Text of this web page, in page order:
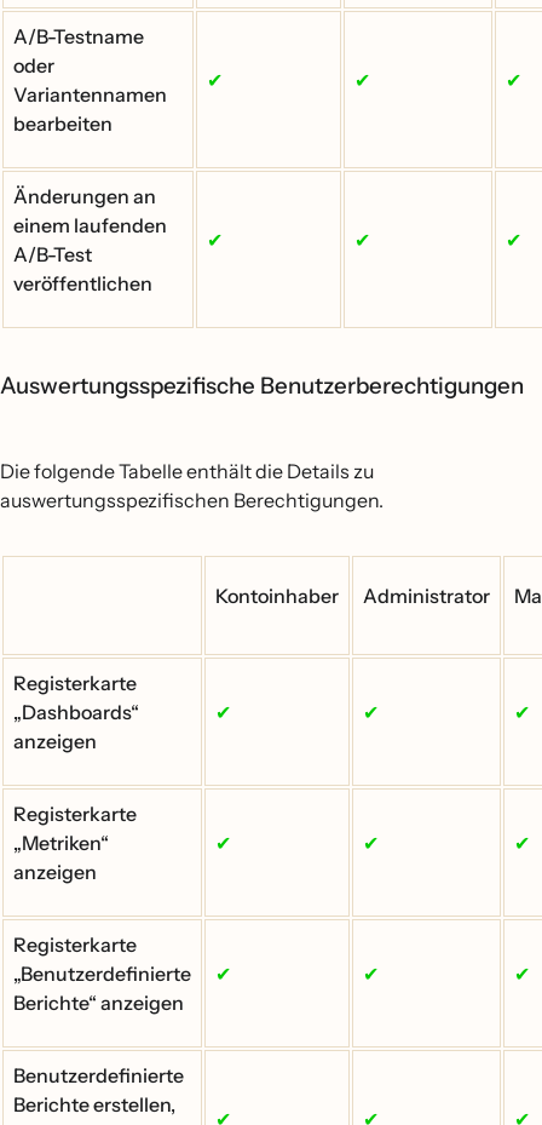
A/B-Testname
oder
Variantennamen
bearbeiten
✔ ✔ ✔
Änderungen an
einem laufenden
A/B-Test
veröffentlichen
✔ ✔ ✔
Auswertungsspezifische Benutzerberechtigungen
Die folgende Tabelle enthält die Details zu
auswertungsspezifischen Berechtigungen.
Kontoinhaber Administrator
Registerkarte
„Dashboards“
anzeigen
✔ ✔ ✔
Registerkarte
„Metriken“
anzeigen
✔ ✔ ✔
Registerkarte
„Benutzerdefinierte
Berichte“ anzeigen
✔ ✔ ✔
Benutzerdefinierte
Berichte erstellen,
✔ ✔ ✔